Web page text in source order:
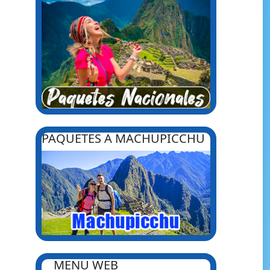
PAQUETES A MACHUPICCHU
MENU WEB